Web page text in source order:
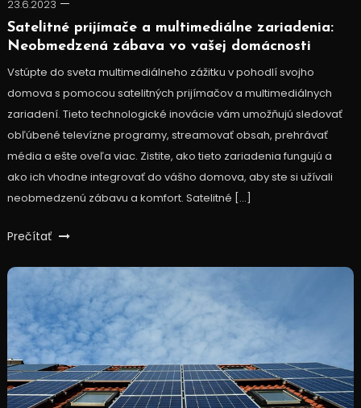
23.6.2023
Satelitné prijímače a multimediálne zariadenia:
Neobmedzená zábava vo vašej domácnosti
Vstúpte do sveta multimediálneho zážitku v pohodlí svojho
domova s pomocou satelitných prijímačov a multimediálnych
zariadení. Tieto technologické inovácie vám umožňujú sledovať
obľúbené televízne programy, streamovať obsah, prehrávať
média a ešte oveľa viac. Zistite, ako tieto zariadenia fungujú a
ako ich vhodne integrovať do vášho domova, aby ste si užívali
neobmedzenú zábavu a komfort. Satelitné […]
Prečítať